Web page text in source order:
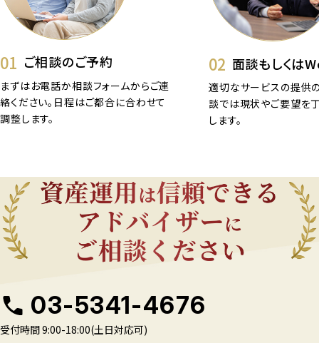
01 ご相談のご予約
まずはお電話か相談フォームからご連
絡ください。日程はご都合に合わせて
調整します。
02 面談もしくは
適切なサービスの提供
談では現状やご要望を
します。
03-5341-4676
受付時間 9:00-18:00(土日対応可)